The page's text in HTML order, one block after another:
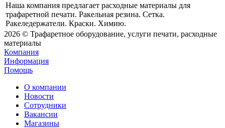
Наша компания предлагает расходные материалы для
трафаретной печати. Ракельная резина. Сетка.
Ракеледержатели. Краски. Химию.
2026 © Трафаретное оборудование, услуги печати, расходные
материалы
Компания
Информация
Помощь
О компании
Новости
Сотрудники
Вакансии
Магазины